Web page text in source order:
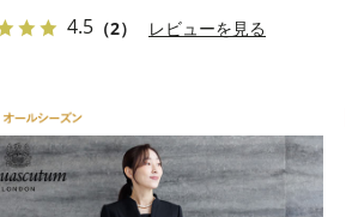
4.5 （2） レビューを見る